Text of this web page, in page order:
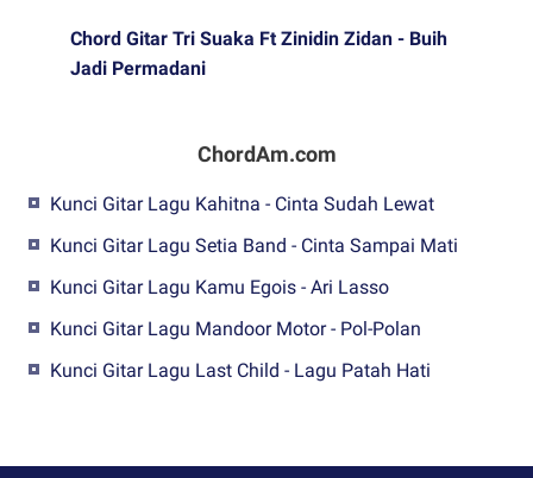
Chord Gitar Tri Suaka Ft Zinidin Zidan - Buih
Jadi Permadani
ChordAm.com
Kunci Gitar Lagu Kahitna - Cinta Sudah Lewat
Kunci Gitar Lagu Setia Band - Cinta Sampai Mati
Kunci Gitar Lagu Kamu Egois - Ari Lasso
Kunci Gitar Lagu Mandoor Motor - Pol-Polan
Kunci Gitar Lagu Last Child - Lagu Patah Hati